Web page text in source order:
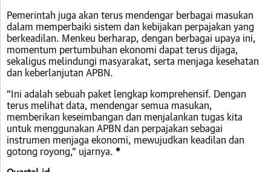
Pemerintah juga akan terus mendengar berbagai masukan
dalam memperbaiki sistem dan kebijakan perpajakan yang
berkeadilan. Menkeu berharap, dengan berbagai upaya ini,
momentum pertumbuhan ekonomi dapat terus dijaga,
sekaligus melindungi masyarakat, serta menjaga kesehatan
dan keberlanjutan APBN.
“Ini adalah sebuah paket lengkap komprehensif. Dengan
terus melihat data, mendengar semua masukan,
memberikan keseimbangan dan menjalankan tugas kita
untuk menggunakan APBN dan perpajakan sebagai
instrumen menjaga ekonomi, mewujudkan keadilan dan
gotong royong,” ujarnya. *